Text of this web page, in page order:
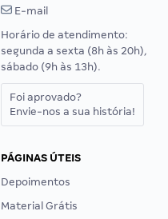
E-mail
Horário de atendimento:
segunda a sexta (8h às 20h),
sábado (9h às 13h).
Foi aprovado?
Envie-nos a sua história!
PÁGINAS ÚTEIS
Depoimentos
Material Grátis